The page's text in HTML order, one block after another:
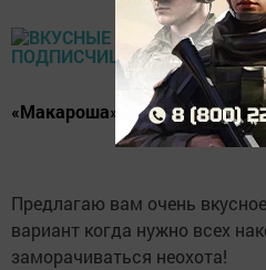
«Макароша». Потрясающе
Предлагаю вам очень
вариант когда нужно всех
заморачиваться неохота!